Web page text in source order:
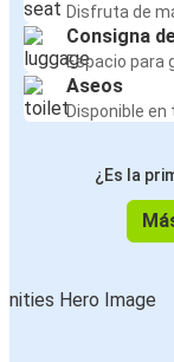
Disfruta de
Consigna
Espacio para
Aseos
Disponible en
¿Es la